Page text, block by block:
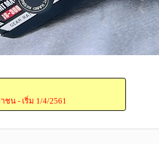
น - เริ่ม 1/4/2561